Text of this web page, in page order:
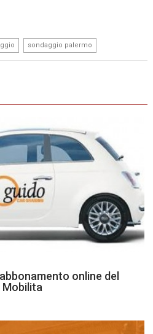
sondaggio palermo
online del
Mobilita